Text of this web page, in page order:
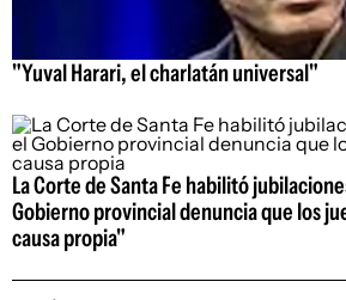
"Yuval Harari, el charlatán universal"
La Corte de Santa Fe habilitó
Gobierno provincial denuncia que los
causa propia"